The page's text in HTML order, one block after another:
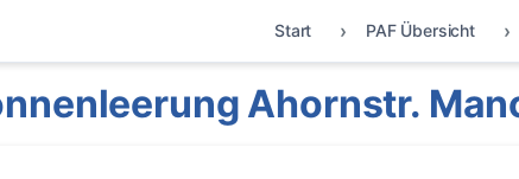
Start PAF Übersicht
Ahornstr.